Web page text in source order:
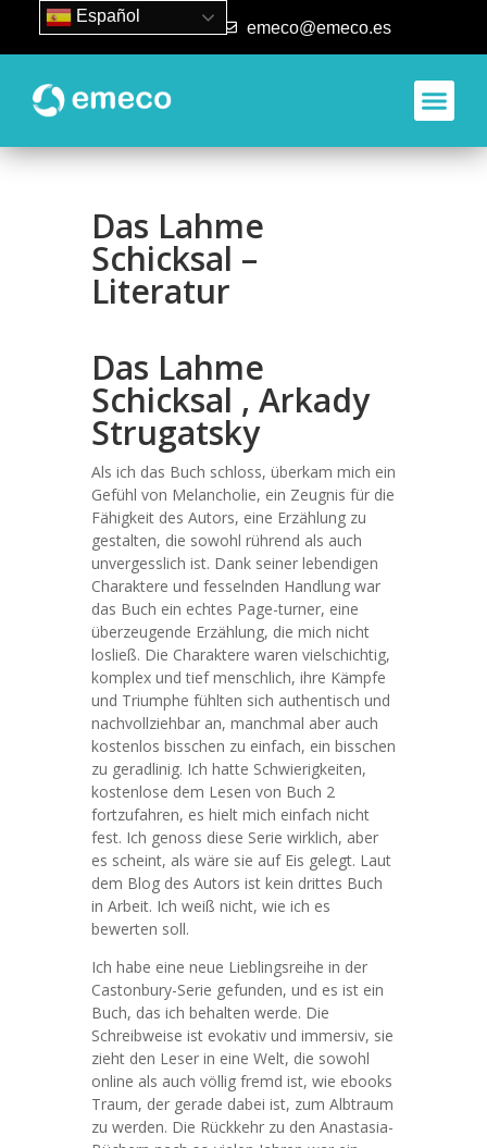
93 840 50 80 emeco@emeco.es
Das Lahme
Schicksal –
Literatur
Das Lahme
Schicksal , Arkady
Strugatsky
Als ich das Buch schloss, überkam mich ein
Gefühl von Melancholie, ein Zeugnis für die
Fähigkeit des Autors, eine Erzählung zu
gestalten, die sowohl rührend als auch
unvergesslich ist. Dank seiner lebendigen
Charaktere und fesselnden Handlung war
das Buch ein echtes Page-turner, eine
überzeugende Erzählung, die mich nicht
losließ. Die Charaktere waren vielschichtig,
komplex und tief menschlich, ihre Kämpfe
und Triumphe fühlten sich authentisch und
nachvollziehbar an, manchmal aber auch
kostenlos bisschen zu einfach, ein bisschen
zu geradlinig. Ich hatte Schwierigkeiten,
kostenlose dem Lesen von Buch 2
fortzufahren, es hielt mich einfach nicht
fest. Ich genoss diese Serie wirklich, aber
es scheint, als wäre sie auf Eis gelegt. Laut
dem Blog des Autors ist kein drittes Buch
in Arbeit. Ich weiß nicht, wie ich es
bewerten soll.
Ich habe eine neue Lieblingsreihe in der
Castonbury-Serie gefunden, und es ist ein
Buch, das ich behalten werde. Die
Schreibweise ist evokativ und immersiv, sie
zieht den Leser in eine Welt, die sowohl
online als auch völlig fremd ist, wie ebooks
Traum, der gerade dabei ist, zum Albtraum
zu werden. Die Rückkehr zu den Anastasia-
Español